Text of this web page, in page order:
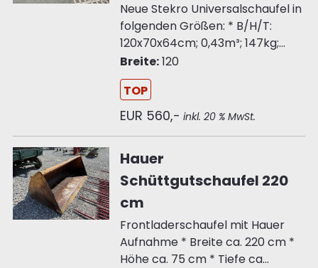
Neue Stekro Universalschaufel in
folgenden Größen: * B/H/T:
120x70x64cm; 0,43m³; 147kg;...
Breite:120
TOP
EUR 560,- inkl. 20 % MwSt.
Hauer
Schüttgutschaufel 220
cm
Frontladerschaufel mit Hauer
Aufnahme * Breite ca. 220 cm *
Höhe ca. 75 cm * Tiefe ca...